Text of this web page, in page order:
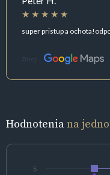
super pristup a
Zdroj:
Hodnoteniana
5